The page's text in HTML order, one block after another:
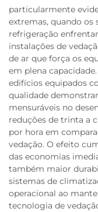
particularmente
extremas, quando os
refrigeração
instalações de
de ar que força os
em plena
edifícios equipados
qualidade
mensuráveis no
reduções de trinta a
por hora em
vedação. O efeito
das economias
também maior
sistemas de
operacional ao
tecnologia de